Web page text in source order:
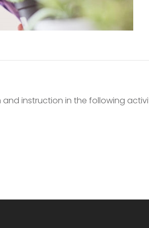
instruction in the following